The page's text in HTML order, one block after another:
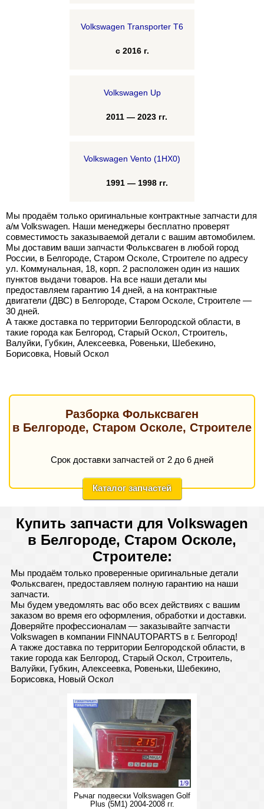
Volkswagen Transporter T6
с 2016 г.
Volkswagen Up
2011 — 2023 гг.
Volkswagen Vento (1HX0)
1991 — 1998 гг.
Мы продаём только оригинальные контрактные запчасти для
а/м Volkswagen. Наши менеджеры бесплатно проверят
совместимость заказываемой детали с вашим автомобилем.
Мы доставим ваши запчасти Фольксваген в любой город
России, в Белгороде, Старом Осколе, Строителе по адресу
ул. Коммунальная, 18, корп. 2 расположен один из наших
пунктов выдачи товаров. На все наши детали мы
предоставляем гарантию 14 дней, а на контрактные
двигатели (ДВС) в Белгороде, Старом Осколе, Строителе —
30 дней.
А также доставка по территории Белгородской области, в
такие города как Белгород, Старый Оскол, Строитель,
Валуйки, Губкин, Алексеевка, Ровеньки, Шебекино,
Борисовка, Новый Оскол
Разборка Фольксваген
в Белгороде, Старом Осколе, Строителе
Срок доставки запчастей от 2 до 6 дней
Каталог запчастей
Купить запчасти для Volkswagen
в Белгороде, Старом Осколе,
Строителе:
Мы продаём только проверенные оригинальные детали
Фольксваген, предоставляем полную гарантию на наши
запчасти.
Мы будем уведомлять вас обо всех действиях с вашим
заказом во время его оформления, обработки и доставки.
Доверяйте профессионалам — заказывайте запчасти
Volkswagen в компании FINNAUTOPARTS в г. Белгород!
А также доставка по территории Белгородской области, в
такие города как Белгород, Старый Оскол, Строитель,
Валуйки, Губкин, Алексеевка, Ровеньки, Шебекино,
Борисовка, Новый Оскол
1/9
Рычаг подвески Volkswagen Golf
Plus (5M1) 2004-2008 гг.